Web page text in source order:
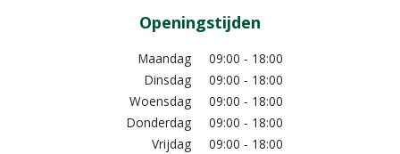
Openingstijden
Maandag
09:00 - 18:00
Dinsdag
09:00 - 18:00
Woensdag
09:00 - 18:00
Donderdag
09:00 - 18:00
Vrijdag
09:00 - 18:00